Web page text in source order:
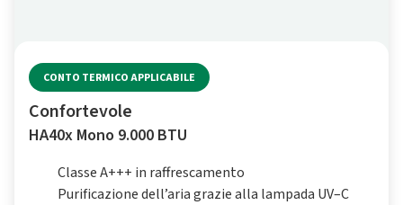
CONTO TERMICO APPLICABILE
Confortevole
HA40x Mono 9.000 BTU
Classe A+++ in raffrescamento
Purificazione dell’aria grazie alla lampada UV–C